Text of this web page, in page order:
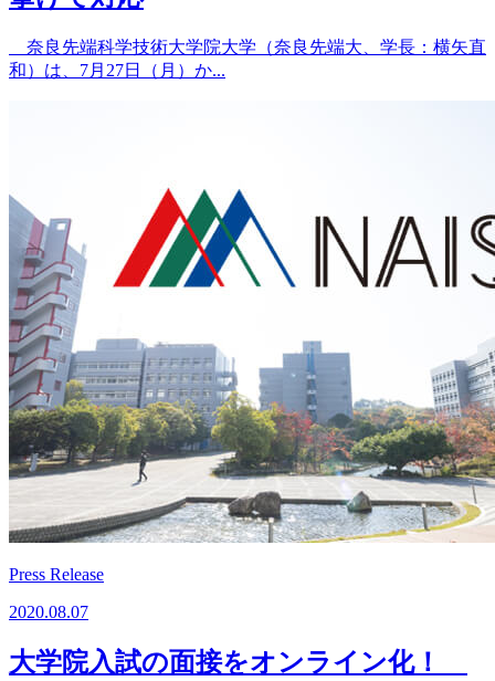
奈良先端科学技術大学院大学（奈良先端大、学長：横矢直
和）は、7月27日（月）か...
Press Release
2020.08.07
大学院入試の面接をオンライン化！